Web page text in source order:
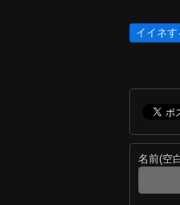
イイネす
名前(空